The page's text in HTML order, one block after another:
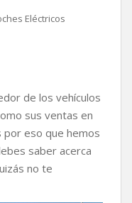
Eléctricos
de los vehículos
sus ventas en
eso que hemos
saber acerca
no te